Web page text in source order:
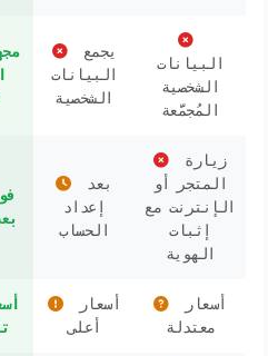
البيانات
الشخصية
البيانات
الشخصية
المُجمَّعة
إعداد
الحساب
المتجر أو
الإنترنت مع
إثبات
الهوية
أعلى
معتدلة